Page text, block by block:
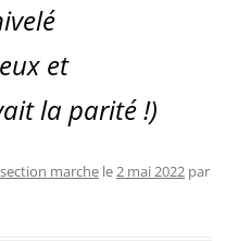
et
la parité !)
marche le2 mai 2022 par